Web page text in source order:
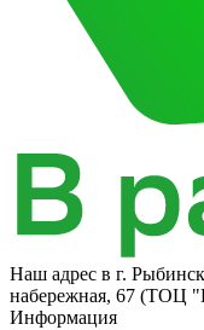
Наш адрес в г.
набережная, 67 (ТОЦ
Информация